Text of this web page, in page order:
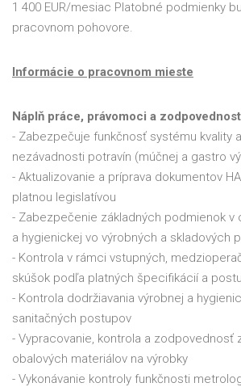
1 400 EUR/mesiac Platobné podmienky
pracovnom pohovore.
Informácie o pracovnom mieste
Náplň práce, právomoci a
- Zabezpečuje funkčnosť systému kvality
nezávadnosti potravín (múčnej a gastro
- Aktualizovanie a príprava dokumentov
platnou legislatívou
- Zabezpečenie základných podmienok v
a hygienickej vo výrobných a skladových
- Kontrola v rámci vstupných,
skúšok podľa platných špecifikácií a
- Kontrola dodržiavania výrobnej a
sanitačných postupov
- Vypracovanie, kontrola a zodpovednosť
obalových materiálov na výrobky
- Vykonávanie kontroly funkčnosti